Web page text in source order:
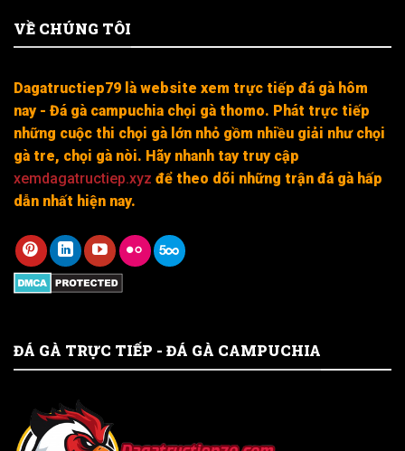
VỀ CHÚNG TÔI
Dagatructiep79 là website xem trực tiếp đá gà hôm
nay - Đá gà campuchia chọi gà thomo. Phát trực tiếp
những cuộc thi chọi gà lớn nhỏ gồm nhiều giải như chọi
gà tre, chọi gà nòi. Hãy nhanh tay truy cập
xemdagatructiep.xyz để theo dõi những trận đá gà hấp
dẫn nhất hiện nay.
ĐÁ GÀ TRỰC TIẾP - ĐÁ GÀ CAMPUCHIA